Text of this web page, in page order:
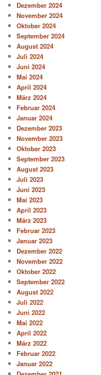
Dezember 2024
November 2024
Oktober 2024
September 2024
August 2024
Juli 2024
Juni 2024
Mai 2024
April 2024
März 2024
Februar 2024
Januar 2024
Dezember 2023
November 2023
Oktober 2023
September 2023
August 2023
Juli 2023
Juni 2023
Mai 2023
April 2023
März 2023
Februar 2023
Januar 2023
Dezember 2022
November 2022
Oktober 2022
September 2022
August 2022
Juli 2022
Juni 2022
Mai 2022
April 2022
März 2022
Februar 2022
Januar 2022